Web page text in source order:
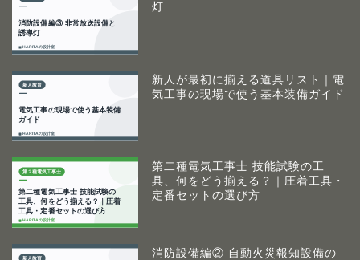
灯
新人が最初に揃える道具リスト｜電
気工事の現場で使う基本装備ガイド
第二種電気工事士 技能試験の工
具、何をどう揃える？｜圧着工具・
定番セットの選び方
消防設備編② 自動火災報知設備の